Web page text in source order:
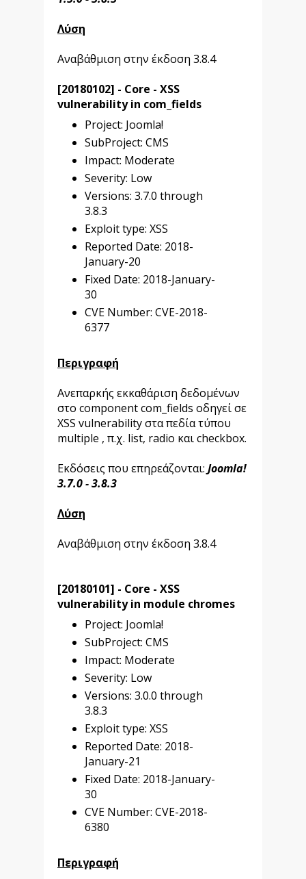
Λύση
Αναβάθμιση στην έκδοση 3.8.4
[20180102] - Core - XSS
vulnerability in com_fields
Project: Joomla!
SubProject: CMS
Impact: Moderate
Severity: Low
Versions: 3.7.0 through
3.8.3
Exploit type: XSS
Reported Date: 2018-
January-20
Fixed Date: 2018-January-
30
CVE Number: CVE-2018-
6377
Περιγραφή
Ανεπαρκής εκκαθάριση δεδομένων
στο component com_fields οδηγεί σε
XSS vulnerability στα πεδία τύπου
multiple , π.χ. list, radio και checkbox.
Εκδόσεις που επηρεάζονται: Joomla!
3.7.0 - 3.8.3
Λύση
Αναβάθμιση στην έκδοση 3.8.4
[20180101] - Core - XSS
vulnerability in module chromes
Project: Joomla!
SubProject: CMS
Impact: Moderate
Severity: Low
Versions: 3.0.0 through
3.8.3
Exploit type: XSS
Reported Date: 2018-
January-21
Fixed Date: 2018-January-
30
CVE Number: CVE-2018-
6380
Περιγραφή